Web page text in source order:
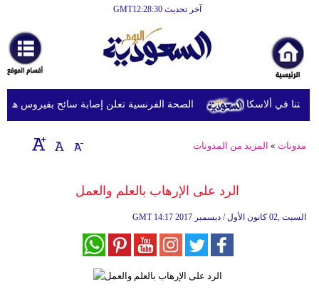
آخر تحديث GMT12:28:30
الصحة الفرنسية تعلن إصابة سائح بفيروس هانتا
مدونات » المزيد من المدونات
الرد على الإرهاب بالعلم والعمل
GMT 14:17 2017 السبت ,02 كانون الأول / ديسمبر